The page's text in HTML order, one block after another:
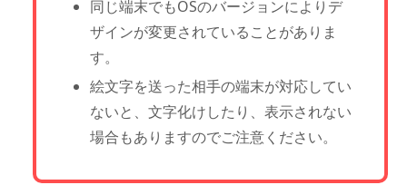
同じ端末でもOSのバージョンによりデ
ザインが変更されていることがありま
す。
絵文字を送った相手の端末が対応してい
ないと、文字化けしたり、表示されない
場合もありますのでご注意ください。